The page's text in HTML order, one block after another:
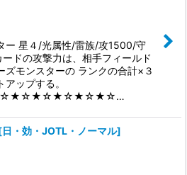
ー 星４/光属性/雷族/攻1500/守
ドの攻撃力は、相手フィールド
ズモンスターの ランクの合計×３
アップする。
日・効・JOTL・ノーマル]